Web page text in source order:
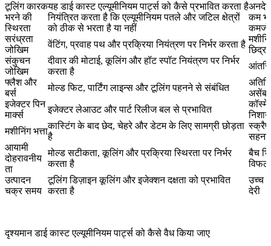
टूलिंग कारकयह डाई कास्ट एल्यूमीनियम पार्ट्स को कैसे प्रभावित करता है
भरने की
स्थिरता
नियंत्रित करता है कि एल्यूमीनियम पतले और जटिल क्षेत्रों
को ठीक से भरता है या नहीं
कम
सरंध्रता
जोखिम
वेंटिंग, प्रवाह पथ और प्रक्रिया नियंत्रण पर निर्भर करता है
छिद्र
संकुचन
जोखिम
दीवार की मोटाई, कूलिंग और हॉट स्पॉट नियंत्रण पर निर्भर
करता है
फ्लैश और
बर्स
मोल्ड फिट, पार्टिंग लाइन्स और टूलिंग पहनने से संबंधित
इजेक्टर पिन
मार्क्स
इजेक्टर लेआउट और पार्ट रिलीज बल से प्रभावित
निशान
मशीनिंग भत्ता
कास्टिंग के बाद छेद, चेहरे और डेटम के लिए सामग्री छोड़ता
है
स्क्रैप
आयामी
दोहरावनीय
ता
मोल्ड सटीकता, कूलिंग और प्रक्रिया स्थिरता पर निर्भर
करता है
बैच
उत्पादन
चक्र समय
टूलिंग डिज़ाइन कूलिंग और इजेक्शन दक्षता को प्रभावित
करता है
उच्च
देरी
दृश्यमान डाई कास्ट एल्यूमीनियम पार्ट्स को कैसे वैध किया जाए